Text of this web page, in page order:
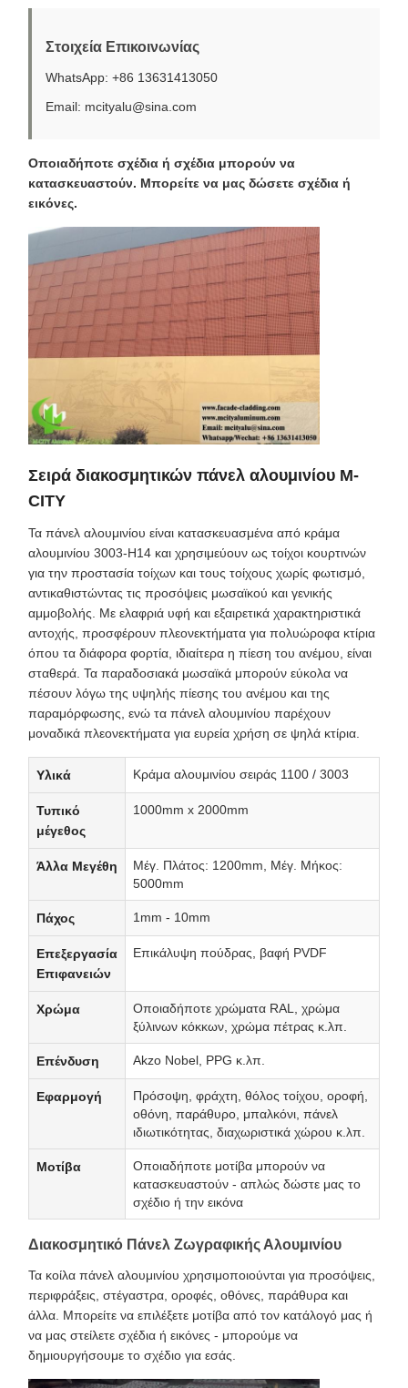
Στοιχεία Επικοινωνίας
WhatsApp: +86 13631413050
Email: mcityalu@sina.com
Οποιαδήποτε σχέδια ή σχέδια μπορούν να
κατασκευαστούν. Μπορείτε να μας δώσετε σχέδια ή
εικόνες.
Σειρά διακοσμητικών πάνελ αλουμινίου M-
CITY
Τα πάνελ αλουμινίου είναι κατασκευασμένα από κράμα
αλουμινίου 3003-H14 και χρησιμεύουν ως τοίχοι κουρτινών
για την προστασία τοίχων και τους τοίχους χωρίς φωτισμό,
αντικαθιστώντας τις προσόψεις μωσαϊκού και γενικής
αμμοβολής. Με ελαφριά υφή και εξαιρετικά χαρακτηριστικά
αντοχής, προσφέρουν πλεονεκτήματα για πολυώροφα κτίρια
όπου τα διάφορα φορτία, ιδιαίτερα η πίεση του ανέμου, είναι
σταθερά. Τα παραδοσιακά μωσαϊκά μπορούν εύκολα να
πέσουν λόγω της υψηλής πίεσης του ανέμου και της
παραμόρφωσης, ενώ τα πάνελ αλουμινίου παρέχουν
μοναδικά πλεονεκτήματα για ευρεία χρήση σε ψηλά κτίρια.
Υλικά Κράμα αλουμινίου σειράς 1100 / 3003
Τυπικό
μέγεθος
1000mm x 2000mm
Άλλα Μεγέθη
Μέγ. Πλάτος: 1200mm, Μέγ. Μήκος:
5000mm
Πάχος 1mm - 10mm
Επεξεργασία
Επιφανειών
Επικάλυψη πούδρας, βαφή PVDF
Χρώμα
Οποιαδήποτε χρώματα RAL, χρώμα
ξύλινων κόκκων, χρώμα πέτρας κ.λπ.
Επένδυση Akzo Nobel, PPG κ.λπ.
Εφαρμογή
Πρόσοψη, φράχτη, θόλος τοίχου, οροφή,
οθόνη, παράθυρο, μπαλκόνι, πάνελ
ιδιωτικότητας, διαχωριστικά χώρου κ.λπ.
Μοτίβα
Οποιαδήποτε μοτίβα μπορούν να
κατασκευαστούν - απλώς δώστε μας το
σχέδιο ή την εικόνα
Διακοσμητικό Πάνελ Ζωγραφικής Αλουμινίου
Τα κοίλα πάνελ αλουμινίου χρησιμοποιούνται για προσόψεις,
περιφράξεις, στέγαστρα, οροφές, οθόνες, παράθυρα και
άλλα. Μπορείτε να επιλέξετε μοτίβα από τον κατάλογό μας ή
να μας στείλετε σχέδια ή εικόνες - μπορούμε να
δημιουργήσουμε το σχέδιο για εσάς.